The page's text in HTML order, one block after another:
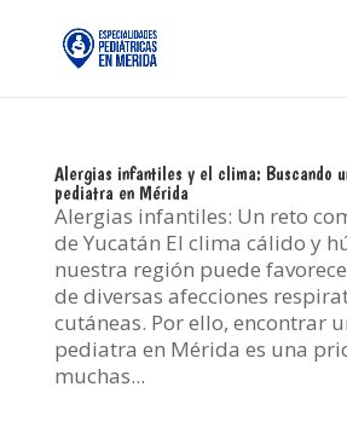
Alergias infantiles y el clima: Buscando
pediatra en Mérida
Alergias infantiles: Un reto
de Yucatán El clima cálido y
nuestra región puede
de diversas afecciones
cutáneas. Por ello, encontrar
pediatra en Mérida es una
muchas...